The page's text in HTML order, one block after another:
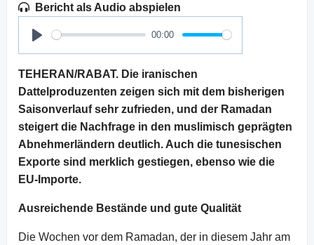
Bericht als Audio abspielen
Play
00:00
TEHERAN/RABAT. Die iranischen
Dattelproduzenten zeigen sich mit dem bisherigen
Saisonverlauf sehr zufrieden, und der Ramadan
steigert die Nachfrage in den muslimisch geprägten
Abnehmerländern deutlich. Auch die tunesischen
Exporte sind merklich gestiegen, ebenso wie die
EU-Importe.
Ausreichende Bestände und gute Qualität
Die Wochen vor dem Ramadan, der in diesem Jahr am